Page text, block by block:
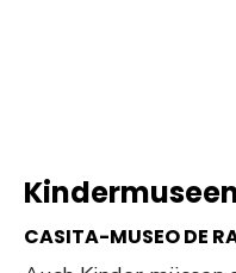
CASITA-MUSEO DE